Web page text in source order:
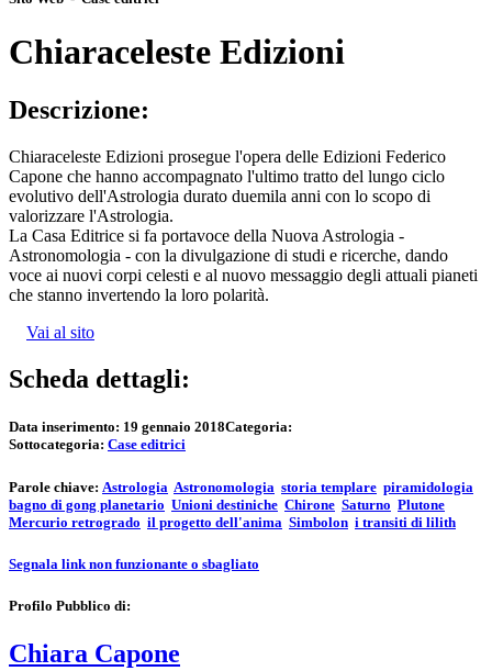
Chiaraceleste Edizioni
Descrizione:
Chiaraceleste Edizioni prosegue l'opera delle Edizioni Federico
Capone che hanno accompagnato l'ultimo tratto del lungo ciclo
evolutivo dell'Astrologia durato duemila anni con lo scopo di
valorizzare l'Astrologia.
La Casa Editrice si fa portavoce della Nuova Astrologia -
Astronomologia - con la divulgazione di studi e ricerche, dando
voce ai nuovi corpi celesti e al nuovo messaggio degli attuali pianeti
che stanno invertendo la loro polarità.
Vai al sito
Scheda dettagli:
Data inserimento: 19 gennaio 2018Categoria:
Sottocategoria: Case editrici
Parole chiave: Astrologia Astronomologia storia templare piramidologia
bagno di gong planetario Unioni destiniche Chirone Saturno Plutone
Mercurio retrogrado il progetto dell'anima Simbolon i transiti di lilith
Segnala link non funzionante o sbagliato
Profilo Pubblico di:
Chiara Capone